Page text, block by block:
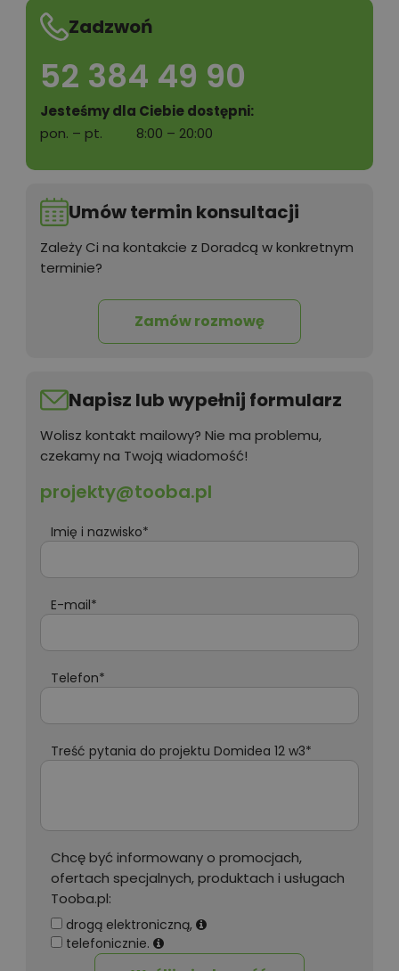
Zadzwoń
52 384 49 90
Jesteśmy dla Ciebie dostępni:
pon. – pt.
8:00 – 20:00
Umów termin konsultacji
Zależy Ci na kontakcie z Doradcą w konkretnym
terminie?
Zamów rozmowę
Napisz lub wypełnij formularz
Wolisz kontakt mailowy? Nie ma problemu,
czekamy na Twoją wiadomość!
projekty@tooba.pl
Imię i nazwisko*
E-mail*
Telefon*
Treść pytania do projektu Domidea 12 w3*
Chcę być informowany o promocjach,
ofertach specjalnych, produktach i usługach
Tooba.pl:
drogą elektroniczną,
telefonicznie.